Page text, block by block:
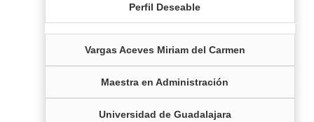
Perfil Deseable
Vargas Aceves Miriam del Carmen
Maestra en Administración
Universidad de Guadalajara